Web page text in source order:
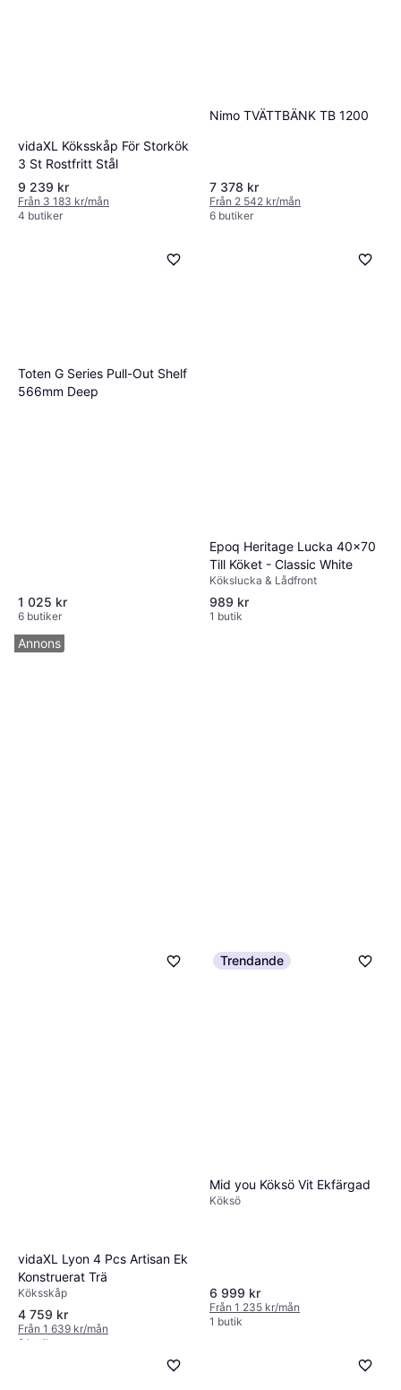
vidaXL Köksskåp För Storkök
3 St Rostfritt Stål
9 239 kr
Från 3 183 kr/mån
4 butiker
Nimo TVÄTTBÄNK TB 1200
7 378 kr
Från 2 542 kr/mån
6 butiker
Toten G Series Pull-Out Shelf
566mm Deep
1 025 kr
6 butiker
Epoq Heritage Lucka 40x70
Till Köket - Classic White
Kökslucka & Lådfront
989 kr
1 butik
vidaXL Lyon 4 Pcs Artisan Ek
Konstruerat Trä
Köksskåp
4 759 kr
Från 1 639 kr/mån
2 butiker
Trendande
Mid you Köksö Vit Ekfärgad
Köksö
6 999 kr
Från 1 235 kr/mån
1 butik
Annons